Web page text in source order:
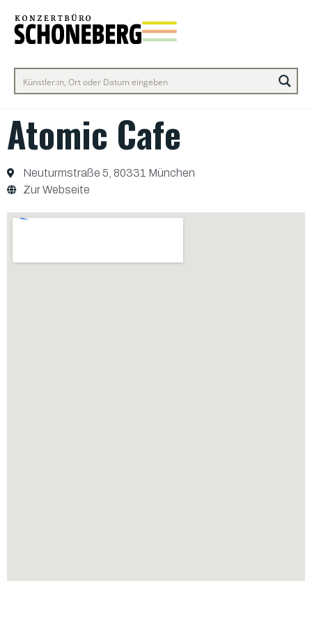
Atomic Cafe
Neuturmstraße 5, 80331 München
Zur Webseite